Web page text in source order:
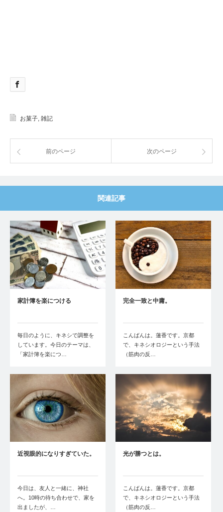
お菓子, 雑記
前のページ 次のページ
関連記事
家計簿を楽につける
毎日のように、キネシで調整を
しています。今日のテーマは、
「家計簿を楽につ…
完全一致と中庸。
こんばんは。蓮香です。京都
で、キネシオロジーという手法
（筋肉の反…
近視眼的になりすぎていた。
今日は、友人と一緒に、神社
へ。10時の待ち合わせで、家を
出ましたが、…
光が勝つとは。
こんばんは。蓮香です。京都
で、キネシオロジーという手法
（筋肉の反…